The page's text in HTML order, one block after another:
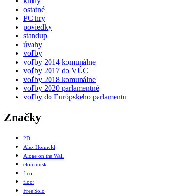
ostatné
PC hry
poviedky
standup
úvahy
voľby
voľby 2014 komunálne
voľby 2017 do VÚC
voľby 2018 komunálne
voľby 2020 parlamentné
voľby do Európskeho parlamentu
Značky
2D
Alex Honnold
Alone on the Wall
elon musk
fico
floor
Free Solo